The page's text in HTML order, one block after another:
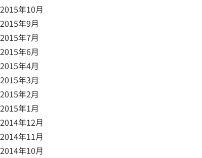
2015年10月
2015年9月
2015年7月
2015年6月
2015年4月
2015年3月
2015年2月
2015年1月
2014年12月
2014年11月
2014年10月